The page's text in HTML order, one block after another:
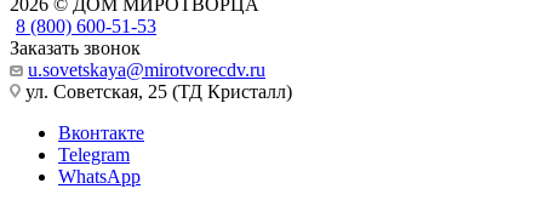
2026 © ДОМ МИРОТВОРЦА
8 (800) 600-51-53
Заказать звонок
u.sovetskaya@mirotvorecdv.ru
ул. Советская, 25 (ТД Кристалл)
Вконтакте
Telegram
WhatsApp